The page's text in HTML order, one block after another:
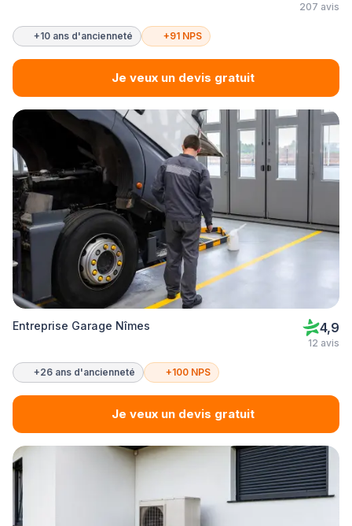
207 avis
+10 ans d'ancienneté +91 NPS
Je veux un devis gratuit
Entreprise Garage Nîmes 4,9
12 avis
+26 ans d'ancienneté +100 NPS
Je veux un devis gratuit